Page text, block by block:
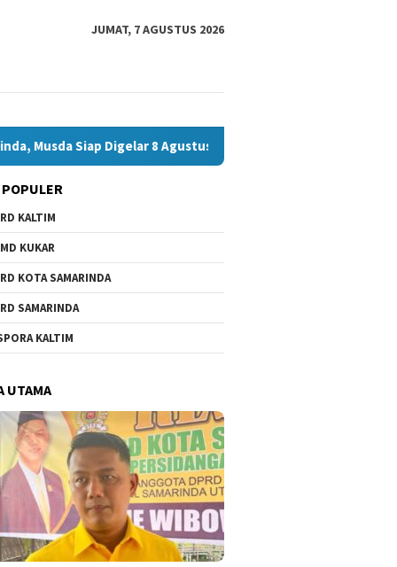
JUMAT, 7 AGUSTUS 2026
Digelar 8 Agustus 2026
KALTIM
KUKAR
KOTA SAMARINDA
SAMARINDA
KALTIM
UTAMA